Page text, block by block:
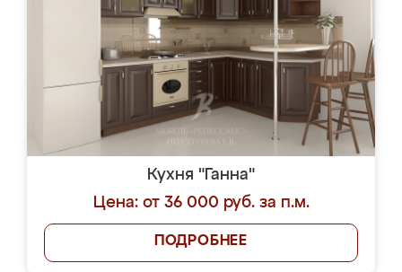
Кухня "Ганна"
Цена: от 36 000 руб. за п.м.
ПОДРОБНЕЕ